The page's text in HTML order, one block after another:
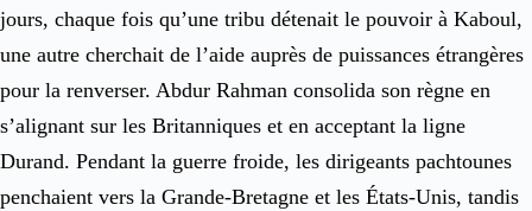
jours, chaque fois qu’une tribu détenait le pouvoir à Kaboul,
une autre cherchait de l’aide auprès de puissances étrangères
pour la renverser. Abdur Rahman consolida son règne en
s’alignant sur les Britanniques et en acceptant la ligne
Durand. Pendant la guerre froide, les dirigeants pachtounes
penchaient vers la Grande-Bretagne et les États-Unis, tandis